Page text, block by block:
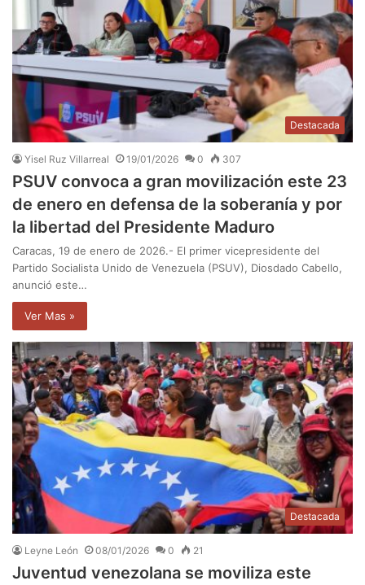
Destacada
Yisel Ruz Villarreal 19/01/2026 0 307
PSUV convoca a gran movilización este 23
de enero en defensa de la soberanía y por
la libertad del Presidente Maduro
Caracas, 19 de enero de 2026.- El primer vicepresidente del
Partido Socialista Unido de Venezuela (PSUV), Diosdado Cabello,
anunció este…
Ver Mas »
Destacada
Leyne León 08/01/2026 0 21
Juventud venezolana se moviliza este